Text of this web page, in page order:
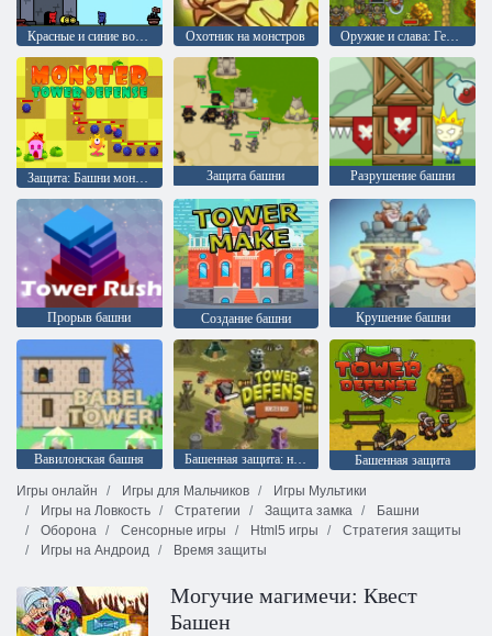
Красные и синие войны замков Охотник на монстров Оружие и слава: Герои
Защита башни Разрушение башни
Прорыв башни Создание башни Крушение башни
Вавилонская башня Башенная защита: нападение монстров
Башенная защита
Игры онлайн
Игры для Мальчиков
Игры Мультики
Игры на Ловкость
Стратегии Защита замка
Башни
Оборона
Сенсорные игры Html5 игры
Стратегия защиты
Игры на Андроид
Время защиты
Могучие магимечи: Квест
Башен